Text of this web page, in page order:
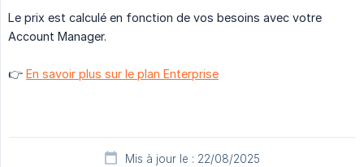
Le prix est calculé en fonction de vos besoins avec votre
Account Manager.
👉 En savoir plus sur le plan Enterprise
Mis à jour le : 22/08/2025